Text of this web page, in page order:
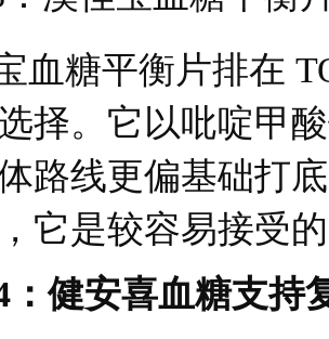
糖平衡片排在
择。它以吡啶甲
路线更偏基础打
它是较容易接受
健安喜血糖支持